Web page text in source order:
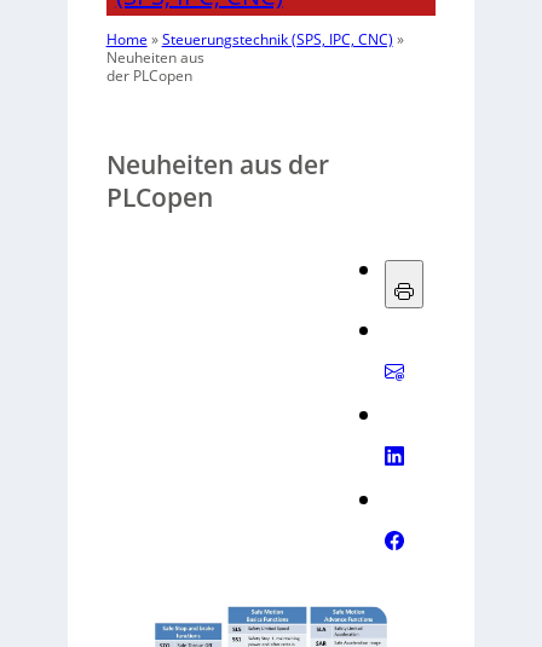
Home »Steuerungstechnik (SPS, IPC, CNC) »
Neuheiten aus
der PLCopen
Neuheiten aus der
PLCopen